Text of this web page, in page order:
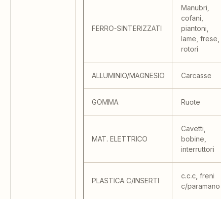
FERRO-SINTERIZZATI
Manubri,
cofani,
piantoni,
lame, frese,
rotori
ALLUMINIO/MAGNESIO Carcasse
GOMMA Ruote
MAT. ELETTRICO
Cavetti,
bobine,
interruttori
PLASTICA C/INSERTI
c.c.c, freni
c/paramano